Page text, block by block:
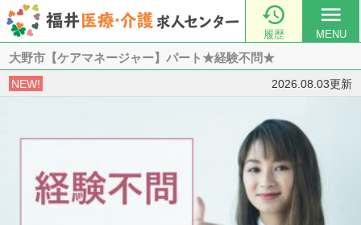

履歴
menu
MENU
大野市【ケアマネージャー】パート★経験不問★
NEW! 2026.08.03更新